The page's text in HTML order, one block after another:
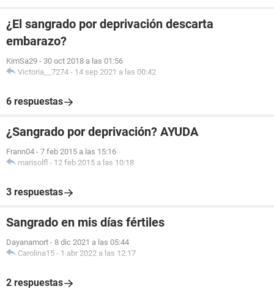
¿El sangrado por deprivación descarta
embarazo?
KimSa29 - 30 oct 2018 a las 01:56
Victoria__7274 - 14 sep 2021 a las 00:42
6 respuestas
¿Sangrado por deprivación? AYUDA
Frann04 - 7 feb 2015 a las 15:16
marisolfl - 12 feb 2015 a las 10:18
3 respuestas
Sangrado en mis días fértiles
Dayanamort - 8 dic 2021 a las 05:44
Carolina15 - 1 abr 2022 a las 12:17
2 respuestas